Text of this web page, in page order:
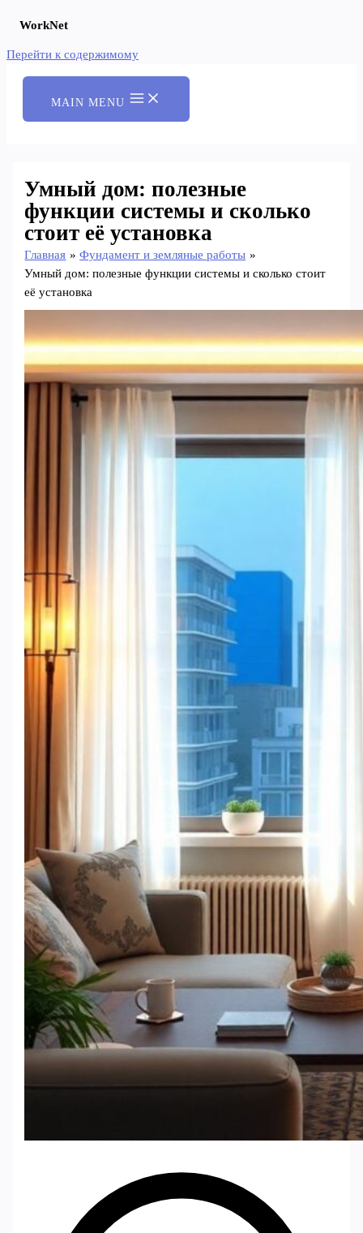
WorkNet
Перейти к содержимому
MAIN MENU
Умный дом: полезные
функции системы и сколько
стоит её установка
Главная
Фундамент и земляные работы
Умный дом: полезные функции системы и сколько стоит
её установка